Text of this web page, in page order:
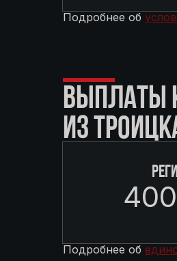
Подробнее об
ВЫПЛАТЫ
ИЗ
Подробнее об